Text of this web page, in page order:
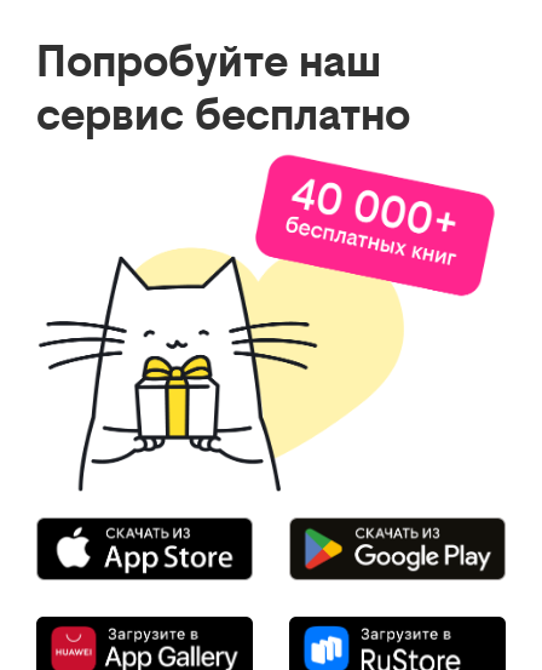
Попробуйте наш
сервис бесплатно